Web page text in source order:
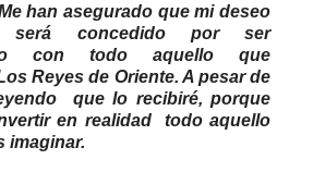
han asegurado que mi deseo
será concedido por ser
con todo aquello que
Reyes de Oriente. A pesar de
que lo recibiré, porque
en realidad todo aquello
imaginar.